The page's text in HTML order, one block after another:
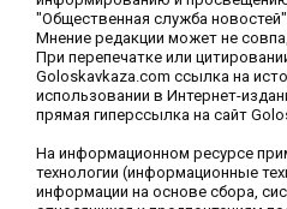
"Общественная служба
Мнение редакции может не
При перепечатке или
Goloskavkaza.com ссылка на
использовании в Интернет-
прямая гиперссылка на сайт
На информационном ресурсе
технологии (информационные
информации на основе сбора,